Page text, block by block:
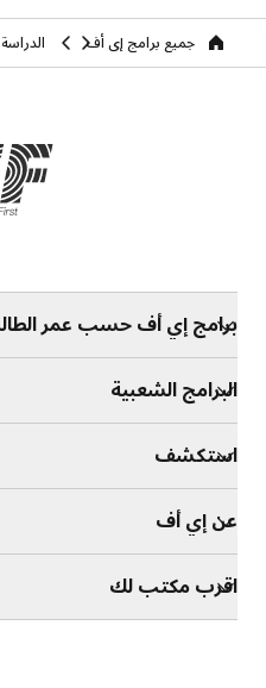
homeجميع برامج إي أف
برامج إي أف حسب عمر
البرامج الشعبية
استكشف
عن إي أف
اقرب مكتب لك